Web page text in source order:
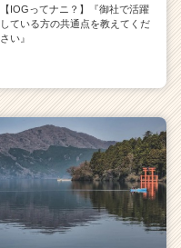
【IOGってナニ？】『御社で活躍
している方の共通点を教えてくだ
さい』